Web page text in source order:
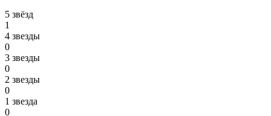
5 звёзд
1
4 звeзды
0
3 звeзды
0
2 звeзды
0
1 звeзда
0